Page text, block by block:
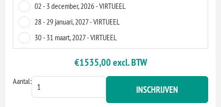
02 - 3 december, 2026 - VIRTUEEL
28 - 29 januari, 2027 - VIRTUEEL
30 - 31 maart, 2027 - VIRTUEEL
€1535,00 excl. BTW
Aantal:
INSCHRIJVEN